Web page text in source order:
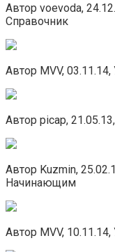
Автор voevoda,
Справочник
Автор MVV, 03.11.14,
Автор picap,
Автор Kuzmin,
Начинающим
Автор MVV,